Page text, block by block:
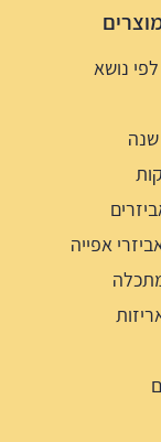
נושא
שנה
אפייה